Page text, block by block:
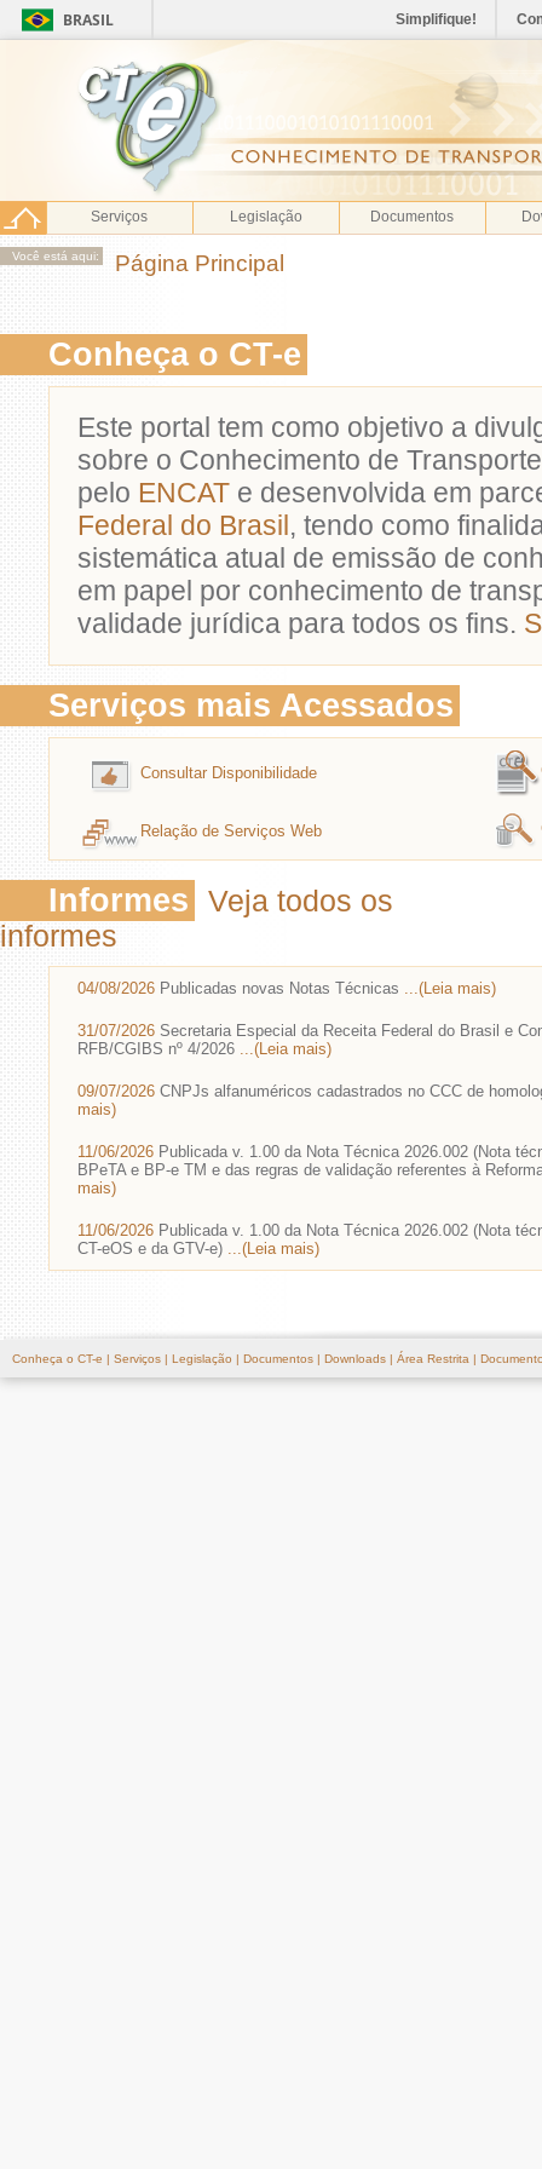
BRASIL Simplifique!
Serviços Legislação Documentos
Você está aqui: Página Principal
Conheça o CT-e
Este portal tem como objetivo a
sobre o Conhecimento de
pelo ENCAT e desenvolvida em
Federal do Brasil, tendo como
sistemática atual de emissão de
em papel por conhecimento de
validade jurídica para todos os fins.
Serviços mais Acessados
Consultar Disponibilidade
Relação de Serviços Web
Informes
Veja todos os
informes
04/08/2026 Publicadas novas Notas Técnicas ...(Leia mais)
31/07/2026 Secretaria Especial da Receita Federal do Brasil e
RFB/CGIBS nº 4/2026 ...(Leia mais)
09/07/2026 CNPJs alfanuméricos cadastrados no CCC de
mais)
11/06/2026 Publicada v. 1.00 da Nota Técnica 2026.002 (Nota
BPeTA e BP-e TM e das regras de validação referentes à
mais)
11/06/2026 Publicada v. 1.00 da Nota Técnica 2026.002 (Nota
CT-eOS e da GTV-e) ...(Leia mais)
Conheça o CT-e | Serviços | Legislação | Documentos | Downloads | Área Restrita |